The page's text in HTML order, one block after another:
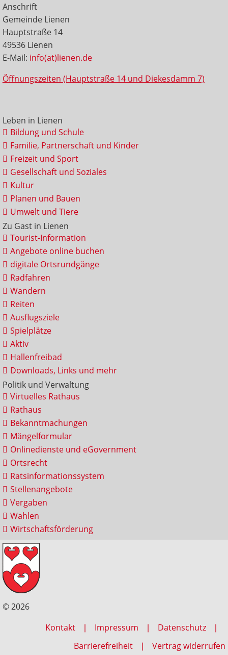
Anschrift
Gemeinde Lienen
Hauptstraße 14
49536 Lienen
E-Mail: info(at)lienen.de
Öffnungszeiten (Hauptstraße 14 und Diekesdamm 7)
Leben in Lienen
Bildung und Schule
Familie, Partnerschaft und Kinder
Freizeit und Sport
Gesellschaft und Soziales
Kultur
Planen und Bauen
Umwelt und Tiere
Zu Gast in Lienen
Tourist-Information
Angebote online buchen
digitale Ortsrundgänge
Radfahren
Wandern
Reiten
Ausflugsziele
Spielplätze
Aktiv
Hallenfreibad
Downloads, Links und mehr
Politik und Verwaltung
Virtuelles Rathaus
Rathaus
Bekanntmachungen
Mängelformular
Onlinedienste und eGovernment
Ortsrecht
Ratsinformationssystem
Stellenangebote
Vergaben
Wahlen
Wirtschaftsförderung
© 2026
Kontakt
Impressum
Datenschutz
Barrierefreiheit
Vertrag widerrufen